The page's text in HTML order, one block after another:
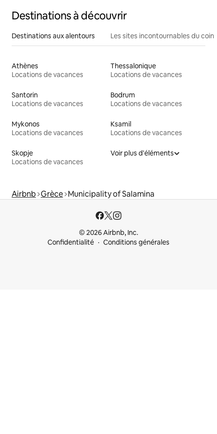
Destinations à découvrir
Destinations aux alentours Les sites incontournables du coin
Athènes
Locations de vacances
Thessalonique
Locations de vacances
Santorin
Locations de vacances
Bodrum
Locations de vacances
Mykonos
Locations de vacances
Ksamil
Locations de vacances
Skopje
Locations de vacances
Voir plus d'éléments
Airbnb Grèce Municipality of Salamina
© 2026 Airbnb, Inc.
Confidentialité
Conditions générales